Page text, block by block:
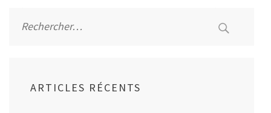
ARTICLES RÉCENTS